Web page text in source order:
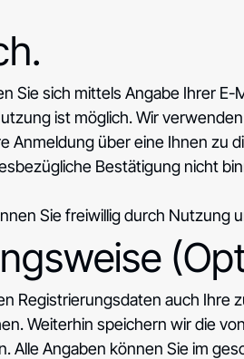
Sie sich mittels Angabe Ihrer E-
ist möglich. Wir
Anmeldung über eine Ihnen zu
Bestätigung nicht
Sie freiwillig durch Nutzung
Registrierungsdaten auch Ihre
Weiterhin speichern wir die
Alle Angaben können Sie im